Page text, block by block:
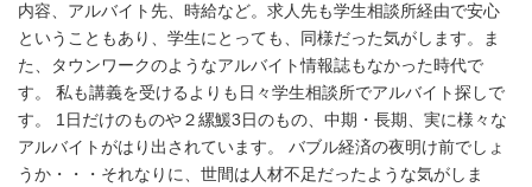
内容、アルバイト先、時給など。求人先も学生相談所経由で安心
ということもあり、学生にとっても、同様だった気がします。ま
た、タウンワークのようなアルバイト情報誌もなかった時代で
す。 私も講義を受けるよりも日々学生相談所でアルバイト探しで
す。 1日だけのものや２縲鰀3日のもの、中期・長期、実に様々な
アルバイトがはり出されています。 バブル経済の夜明け前でしょ
うか・・・それなりに、世間は人材不足だったような気がしま